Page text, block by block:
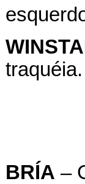
traquéia.
BRÍA –